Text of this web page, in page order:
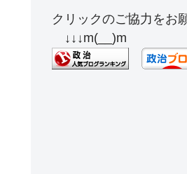
c
e
b
hr
e
a
d
e
クリックのご協力をお
↓↓↓m(__)m